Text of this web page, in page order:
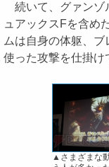
続いて、グァンゾ
ュアックスFを含め
ムは自身の体躯、
使った攻撃を仕掛け
▲さまざまな